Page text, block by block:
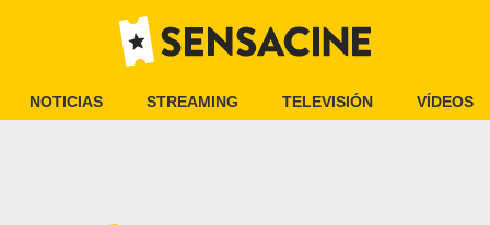
NOTICIAS STREAMING TELEVISIÓN VÍDEOS